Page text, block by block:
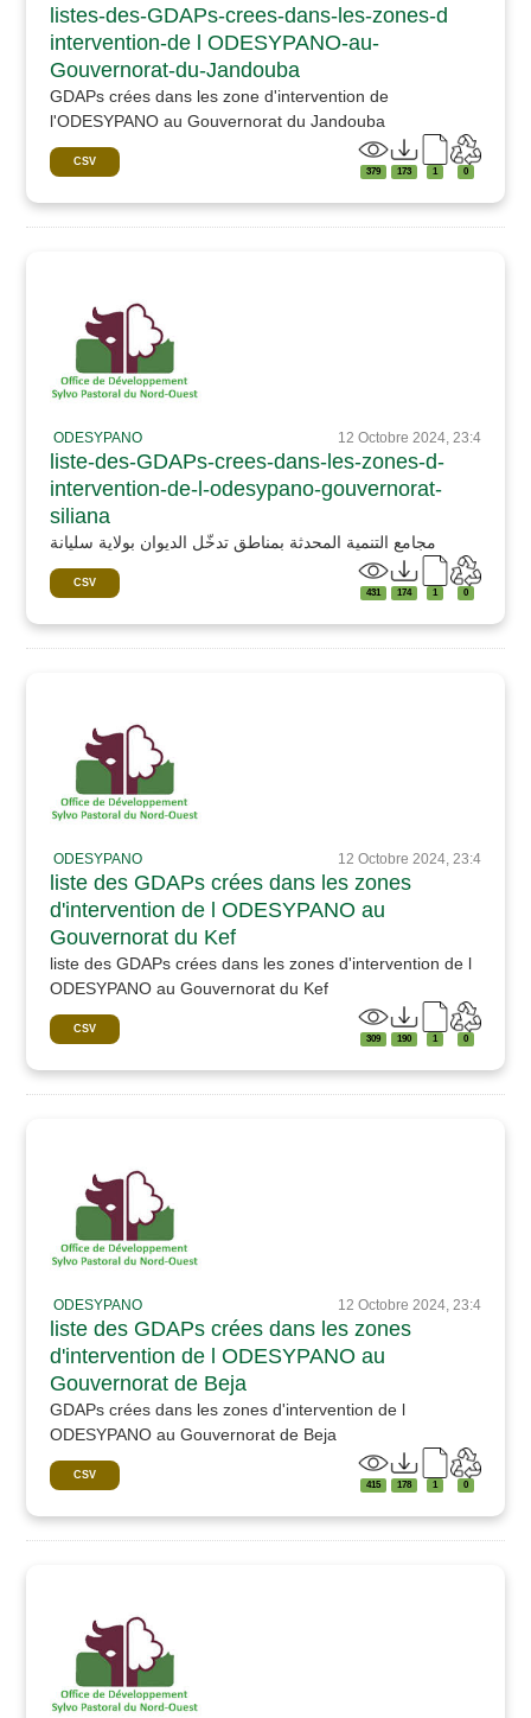
listes-des-GDAPs-crees-dans-les-zones-d
intervention-de l ODESYPANO-au-
Gouvernorat-du-Jandouba
GDAPs crées dans les zone d'intervention de
l'ODESYPANO au Gouvernorat du Jandouba
CSV
379 173 1 0
ODESYPANO 12 Octobre 2024, 23:4
liste-des-GDAPs-crees-dans-les-zones-d-
intervention-de-l-odesypano-gouvernorat-
siliana
مجامع التنمية المحدثة بمناطق تدخّل الديوان بولاية سليانة
CSV
431 174 1 0
ODESYPANO 12 Octobre 2024, 23:4
liste des GDAPs crées dans les zones
d'intervention de l ODESYPANO au
Gouvernorat du Kef
liste des GDAPs crées dans les zones d'intervention de l
ODESYPANO au Gouvernorat du Kef
CSV
309 190 1 0
ODESYPANO 12 Octobre 2024, 23:4
liste des GDAPs crées dans les zones
d'intervention de l ODESYPANO au
Gouvernorat de Beja
GDAPs crées dans les zones d'intervention de l
ODESYPANO au Gouvernorat de Beja
CSV
415 178 1 0